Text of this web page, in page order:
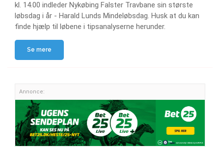
kl. 14.00 indleder Nykøbing Falster Travbane sin største
løbsdag i år - Harald Lunds Mindeløbsdag. Husk at du kan
finde hjælp til løbene i tipsanalyserne herunder.
Se mere
Annonce: